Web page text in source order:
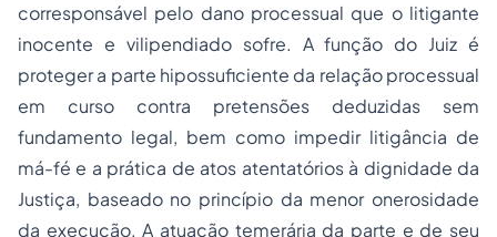
corresponsável pelo dano processual que o litigante
inocente e vilipendiado sofre. A função do Juiz é
proteger a parte hipossuficiente da relação processual
em curso contra pretensões deduzidas sem
fundamento legal, bem como impedir litigância de
má-fé e a prática de atos atentatórios à dignidade da
Justiça, baseado no princípio da menor onerosidade
da execução. A atuação temerária da parte e de seu